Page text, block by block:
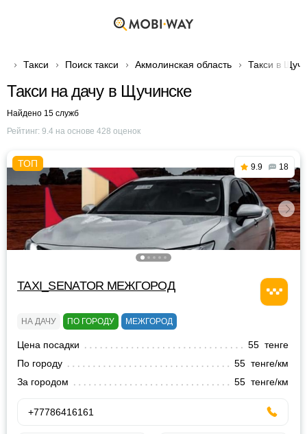
Такси Поиск такси Акмолинская область Такси в
Такси на дачу в Щучинске
Найдено 15 служб
Рейтинг: 9.4 на основе 428 оценок
9.9 18
TAXI_SENATOR МЕЖГОРОД
НА ДАЧУ ПО ГОРОДУ МЕЖГОРОД
Цена посадки
55 тенге
По городу
55 тенге/км
За городом
55 тенге/км
+77786416161